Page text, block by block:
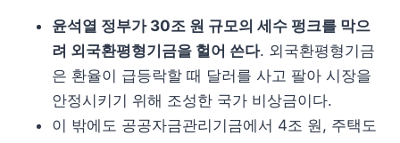
윤석열 정부가 30조 원 규모의 세수 펑크를 막으
려 외국환평형기금을 헐어 쓴다. 외국환평형기금
은 환율이 급등락할 때 달러를 사고 팔아 시장을
안정시키기 위해 조성한 국가 비상금이다.
이 밖에도 공공자금관리기금에서 4조 원, 주택도